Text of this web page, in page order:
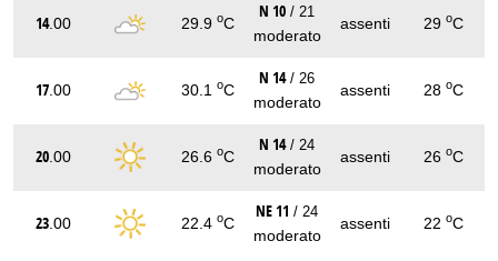
14.00 29.9 oC
N 10 / 21
moderato
assenti 29 oC
17 .00 30.1 oC
N 14 / 26
moderato
assenti 28 oC
20 .00 26.6 oC
N 14 / 24
moderato
assenti 26 oC
23 .00 22.4 oC
NE 11 / 24
moderato
assenti 22 oC